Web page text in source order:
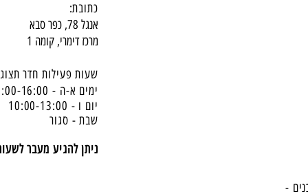
כתובת:
אנגל 78, כפר סבא
מרכז דימרי, קומה 1
שעות פעילות חדר
ימים א-ה - 10:00-16: 00
יום ו - 10:00-13:00
שבת - סגור
ניתן להגיע מעבר
-